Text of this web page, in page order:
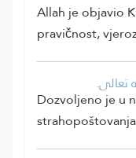
Allah je objavio
pravičnost,
تعالى.
Dozvoljeno je u